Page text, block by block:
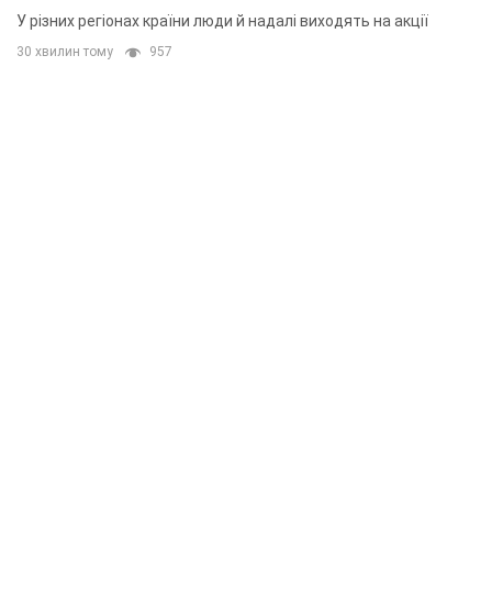
У різних регіонах країни люди й надалі виходять на акції
30 хвилин тому 957